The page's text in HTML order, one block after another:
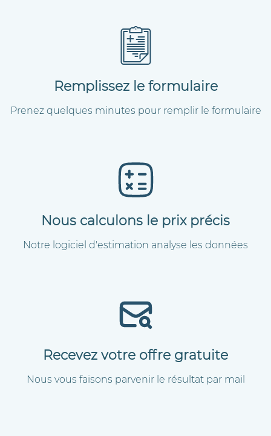
Remplissez le formulaire
Prenez quelques minutes pour remplir le formulaire
Nous calculons le prix précis
Notre logiciel d'estimation analyse les données
Recevez votre offre gratuite
Nous vous faisons parvenir le résultat par mail